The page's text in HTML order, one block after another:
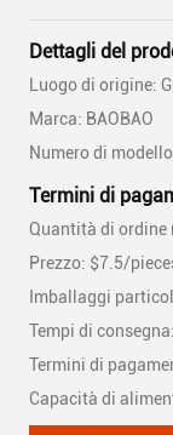
Dettagli del
Luogo di origine:
Marca: BAOBAO
Numero di
Termini di
Quantità di ordine
Prezzo: $7.5/
Imballaggi
Tempi di
Termini di
Capacità di